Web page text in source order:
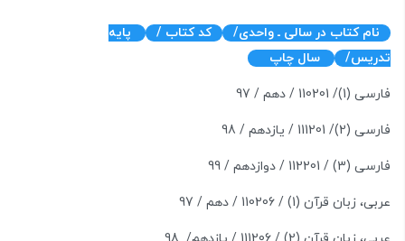
نام کتاب در سالی ـ واحدی/ کد کتاب /
پایه
تدریس/
سال چاپ
فارسی (1)/ 110201 / دهم / 97
فارسی (2)/ 111201 / یازدهم / 98
فارسی (3) / 112201 / دوازدهم / 99
عربی، زبان قرآن (1) / 110206 / دهم / 97